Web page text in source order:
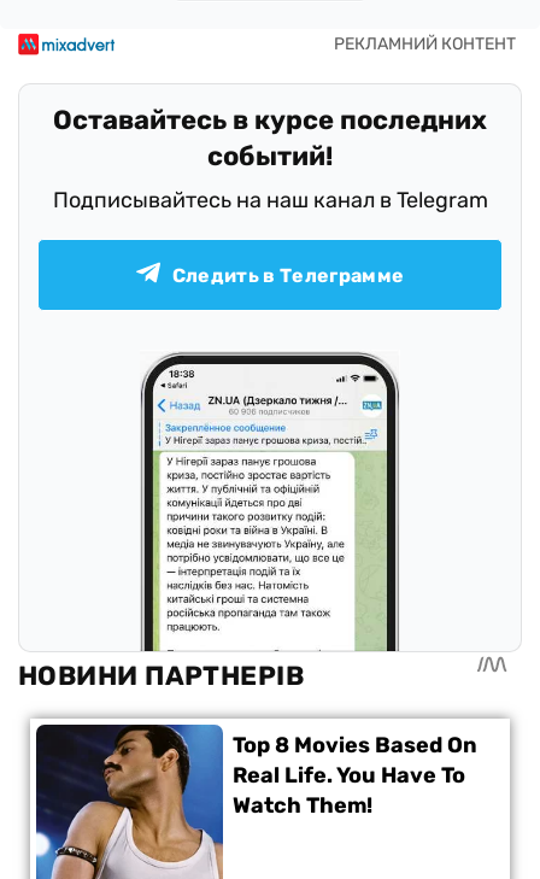
Оставайтесь в курсе последних
событий!
Подписывайтесь на наш канал в Telegram
Следить в Телеграмме